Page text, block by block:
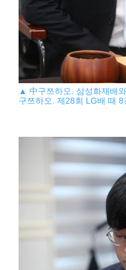
▲ 中구쯔하오. 삼성화재배
구쯔하오. 제28회 LG배 때 8